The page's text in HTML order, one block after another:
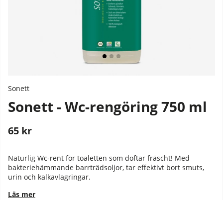
Sonett
Sonett - Wc-rengöring 750 ml
65 kr
Naturlig Wc-rent för toaletten som doftar fräscht! Med
bakteriehämmande barrträdsoljor, tar effektivt bort smuts,
urin och kalkavlagringar.
Läs mer